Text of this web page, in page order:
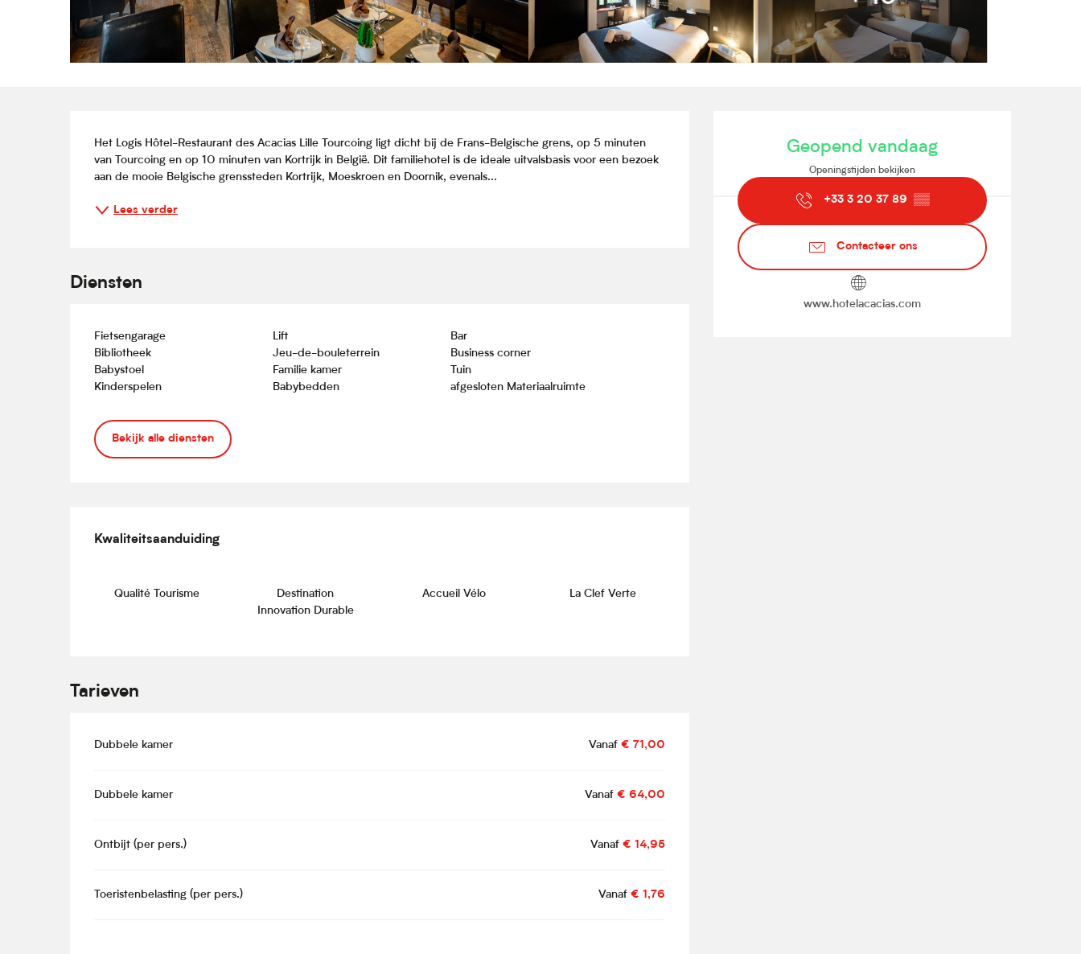
Geopend vandaag
Openingstijden bekijken
+33 3 20 37 89 ▒▒
Contacteer ons
www.hotelacacias.com
Beschrijving
Het Logis Hôtel-Restaurant des Acacias Lille Tourcoing ligt dicht bij de Frans-Belgische grens, op 5 minuten
van Tourcoing en op 10 minuten van Kortrijk in België. Dit familiehotel is de ideale uitvalsbasis voor een bezoek
aan de mooie Belgische grenssteden Kortrijk, Moeskroen en Doornik, evenals...
Lees verder
Diensten
Fietsengarage Lift
Bar
Bibliotheek
Jeu-de-bouleterrein
Business corner
Babystoel
Familie kamer
Tuin
Kinderspelen
Babybedden afgesloten Materiaalruimte
Bekijk alle diensten
Dienstverlening
Kwaliteitsaanduiding
Kwaliteitsaanduiding
Qualité Tourisme
Destination
Innovation Durable
Accueil Vélo La Clef Verte
Tarieven
Dubbele kamer Vanaf€ 71,00
Dubbele kamer Vanaf€ 64,00
Ontbijt (per pers.) Vanaf€ 14,95
Toeristenbelasting (per pers.) Vanaf€ 1,76